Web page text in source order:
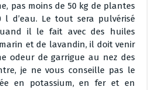
pas moins de 50 kg de plantes
l d’eau. Le tout sera pulvérisé
il le fait avec des huiles
et de lavandin, il doit venir
odeur de garrigue au nez des
je ne vous conseille pas le
en potassium, en fer et en